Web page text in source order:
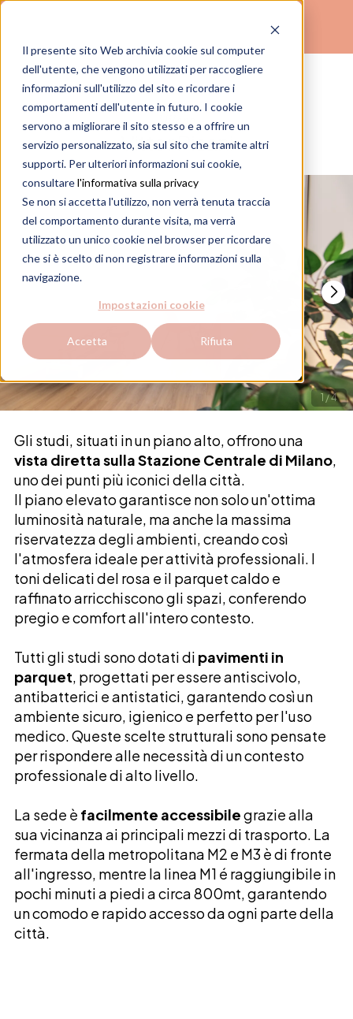
Il presente sito Web archivia cookie sul computer
dell'utente, che vengono utilizzati per raccogliere
informazioni sull'utilizzo del sito e ricordare i
comportamenti dell'utente in futuro. I cookie
servono a migliorare il sito stesso e a offrire un
servizio personalizzato, sia sul sito che tramite altri
supporti. Per ulteriori informazioni sui cookie,
consultarel'informativa sulla privacy
Se non si accetta l'utilizzo, non verrà tenuta traccia
del comportamento durante visita, ma verrà
utilizzato un unico cookie nel browser per ricordare
che si è scelto di non registrare informazioni sulla
navigazione.
Impostazioni cookie
Accetta Rifiuta
( TROVA IL TUO STUDIO )
Milano
Vittor Pisani
1 /4
Gli studi, situati in un piano alto, offrono una
vista diretta sulla Stazione Centrale di Milano,
uno dei punti più iconici della città.
Il piano elevato garantisce non solo un'ottima
luminosità naturale, ma anche la massima
riservatezza degli ambienti, creando così
l'atmosfera ideale per attività professionali. I
toni delicati del rosa e il parquet caldo e
raffinato arricchiscono gli spazi, conferendo
pregio e comfort all'intero contesto.
Tutti gli studi sono dotati di pavimenti in
parquet, progettati per essere antiscivolo,
antibatterici e antistatici, garantendo così un
ambiente sicuro, igienico e perfetto per l'uso
medico. Queste scelte strutturali sono pensate
per rispondere alle necessità di un contesto
professionale di alto livello.
La sede è facilmente accessibilegrazie alla
sua vicinanza ai principali mezzi di trasporto. La
fermata della metropolitana M2 e M3 è di fronte
all'ingresso, mentre la linea M1 é raggiungibile in
pochi minuti a piedi a circa 800mt, garantendo
un comodo e rapido accesso da ogni parte della
città.